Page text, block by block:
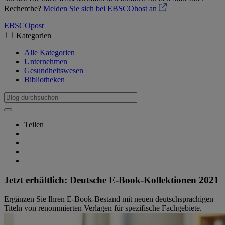
Recherche? Melden Sie sich bei EBSCOhost an
EBSCOpost
Kategorien
Alle Kategorien
Unternehmen
Gesundheitswesen
Bibliotheken
Teilen
Jetzt erhältlich: Deutsche E-Book-Kollektionen 2021
Ergänzen Sie Ihren E-Book-Bestand mit neuen deutschsprachigen
Titeln von renommierten Verlagen für spezifische Fachgebiete.